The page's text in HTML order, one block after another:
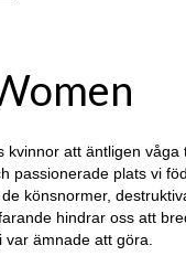
kvinnor att äntligen våga
passionerade plats vi
könsnormer,
hindrar oss att
ämnade att göra.